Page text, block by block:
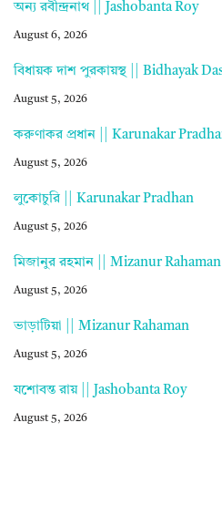
অন্য রবীন্দ্রনাথ || Jashobanta Roy
August 6, 2026
বিধায়ক দাশ পুরকায়স্থ || Bidhayak
August 5, 2026
করুণাকর প্রধান || Karunakar
August 5, 2026
লুকোচুরি || Karunakar Pradhan
August 5, 2026
মিজানুর রহমান || Mizanur Rahaman
August 5, 2026
ভাড়াটিয়া || Mizanur Rahaman
August 5, 2026
যশোবন্ত রায় || Jashobanta Roy
August 5, 2026